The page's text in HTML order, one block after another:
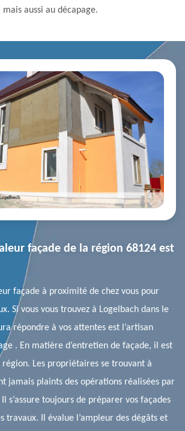
mais aussi au décapage.
façade de la région 68124 est
façade à proximité de chez vous pour
Si vous vous trouvez à Logelbach dans le
répondre à vos attentes est l’artisan
. En matière d’entretien de façade, il est
Les propriétaires se trouvant à
jamais plaints des opérations réalisées par
s’assure toujours de préparer vos façades
travaux. Il évalue l’ampleur des dégâts et